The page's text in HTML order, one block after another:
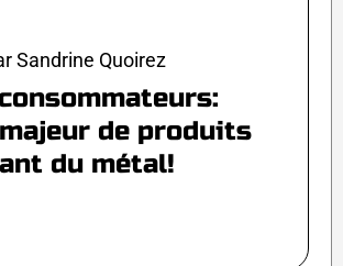
Sandrine Quoirez
de produits
du métal!